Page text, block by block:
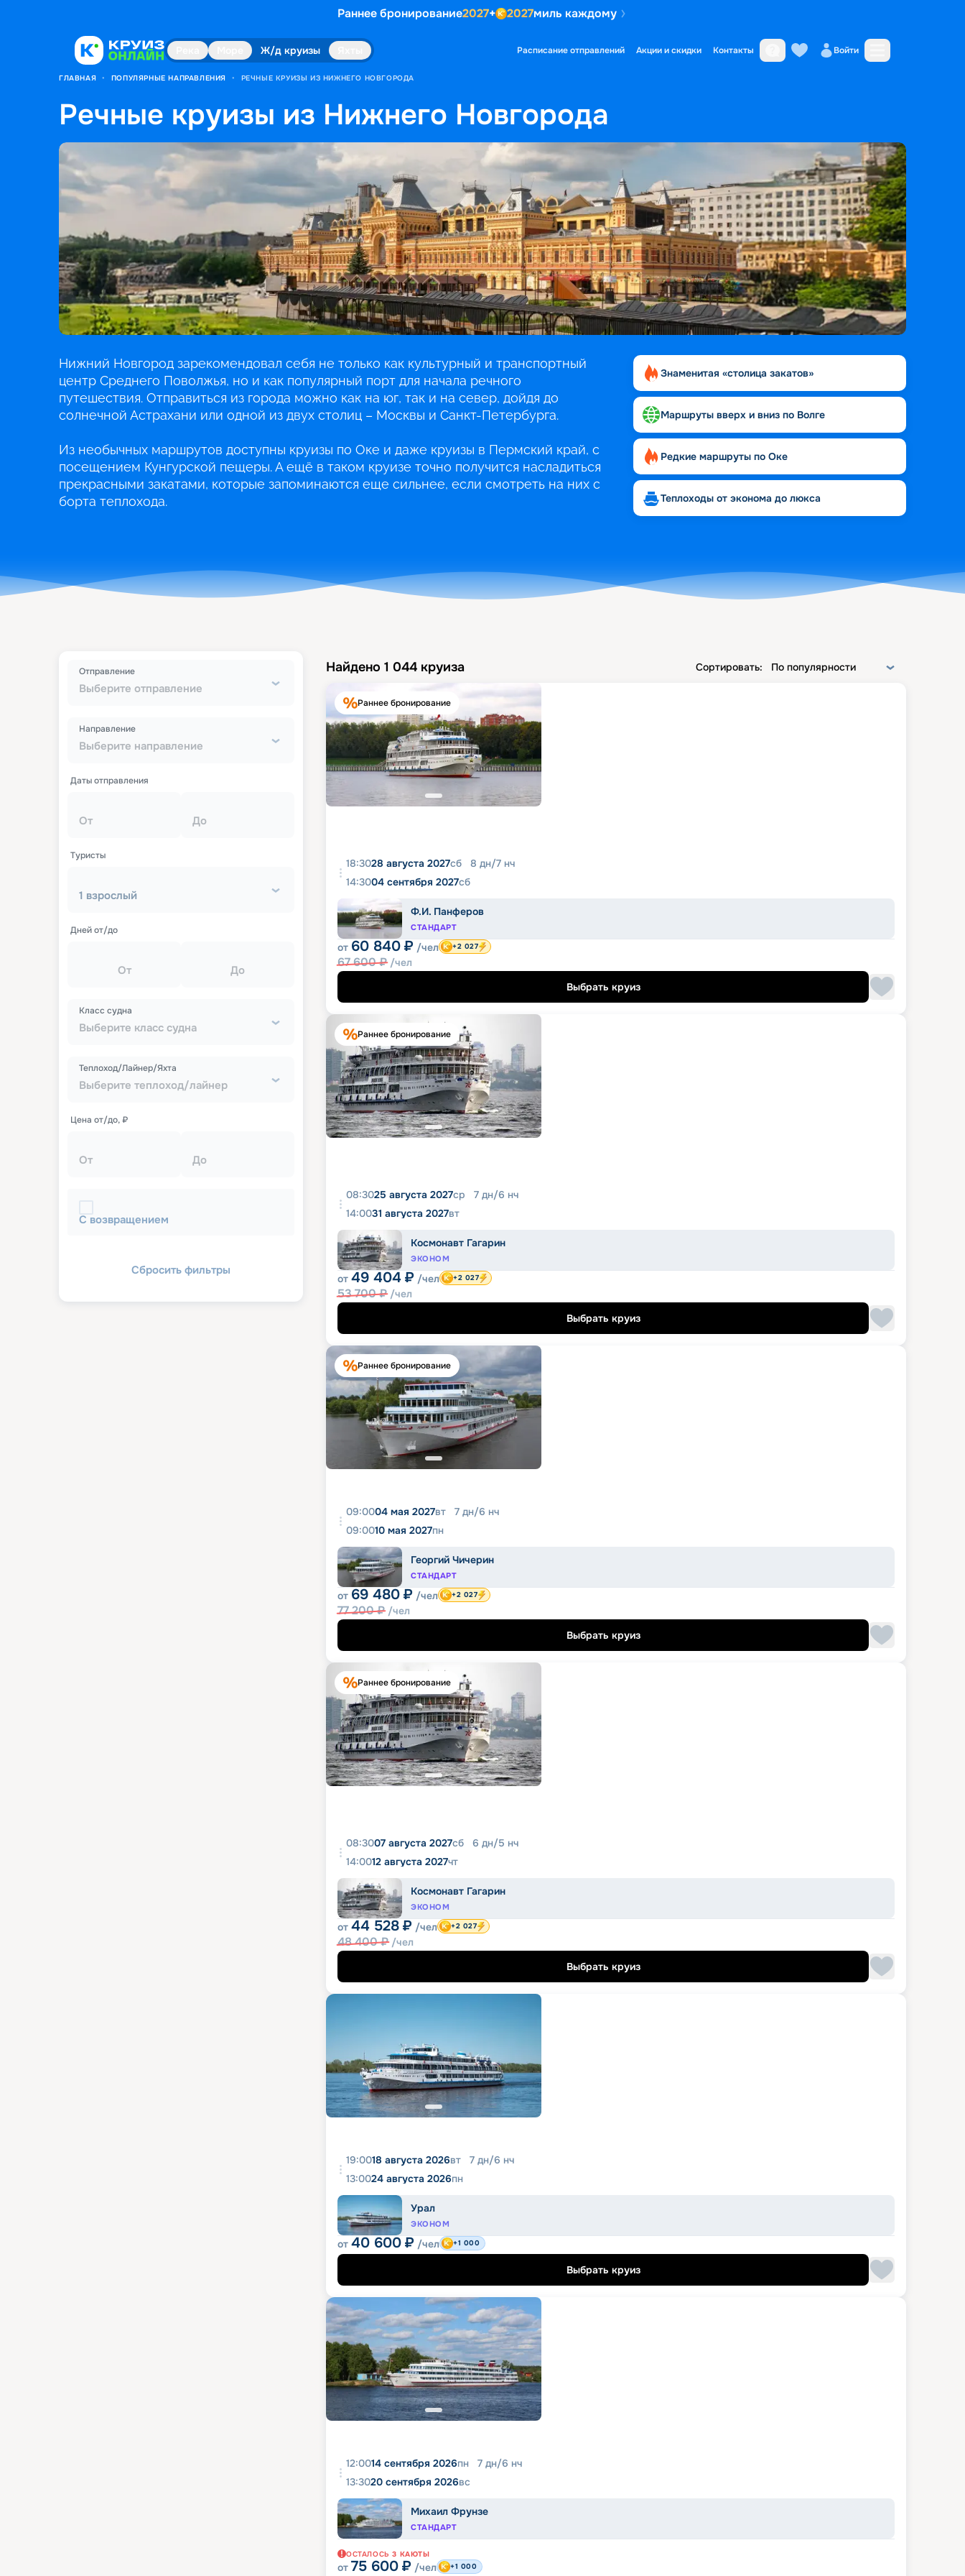
Раннее бронирование2027+ 2027миль каждому
Ж/д круизы Расписание отправлений Акции и скидки Контакты Войти
ГЛАВНАЯ • ПОПУЛЯРНЫЕ НАПРАВЛЕНИЯ • РЕЧНЫЕ КРУИЗЫ ИЗ НИЖНЕГО НОВГОРОДА
Речные круизы из Нижнего Новгорода
Нижний Новгород зарекомендовал себя не только как культурный и транспортный
центр Среднего Поволжья, но и как популярный порт для начала речного
путешествия. Отправиться из города можно как на юг, так и на север, дойдя до
солнечной Астрахани или одной из двух столиц – Москвы и Санкт-Петербурга.
Из необычных маршрутов доступны круизы по Оке и даже круизы в Пермский край, с
посещением Кунгурской пещеры. А ещё в таком круизе точно получится насладиться
прекрасными закатами, которые запоминаются еще сильнее, если смотреть на них с
борта теплохода.
Знаменитая «столица закатов»
Маршруты вверх и вниз по Волге
Редкие маршруты по Оке
Теплоходы от эконома до люкса
Выберите отправление
Отправление
Выберите направление
Направление
Даты отправления
От До
Туристы
1 взрослый
Дней от/до
От До
Выберите класс судна
Класс судна
Выберите теплоход/лайнер
Теплоход/Лайнер/Яхта
Цена от/до, ₽
От До
С возвращением
Сбросить фильтры
Найдено 1 044 круиза Сортировать: По популярности
Раннее бронирование
18:3028 августа 2027сб 8 дн/7 нч
14:3004 сентября 2027сб
Ф.И. Панферов
СТАНДАРТ
от 60 840 ₽ /чел
67 600₽ /чел
+2 027
Выбрать круиз
Раннее бронирование
08:3025 августа 2027ср 7 дн/6 нч
14:0031 августа 2027вт
Космонавт Гагарин
ЭКОНОМ
от 49 404 ₽ /чел
53 700₽ /чел
+2 027
Выбрать круиз
Раннее бронирование
09:0004 мая 2027вт 7 дн/6 нч
09:0010 мая 2027пн
Георгий Чичерин
СТАНДАРТ
от 69 480 ₽ /чел
77 200₽ /чел
+2 027
Выбрать круиз
Раннее бронирование
08:3007 августа 2027сб 6 дн/5 нч
14:0012 августа 2027чт
Космонавт Гагарин
ЭКОНОМ
от 44 528 ₽ /чел
48 400₽ /чел
+2 027
Выбрать круиз
19:0018 августа 2026вт 7 дн/6 нч
13:0024 августа 2026пн
Урал
ЭКОНОМ
от 40 600 ₽ /чел +1 000
Выбрать круиз
12:0014 сентября 2026пн 7 дн/6 нч
13:3020 сентября 2026вс
Михаил Фрунзе
СТАНДАРТ
ОСТАЛОСЬ 3 КАЮТЫ
от 75 600 ₽ /чел +1 000